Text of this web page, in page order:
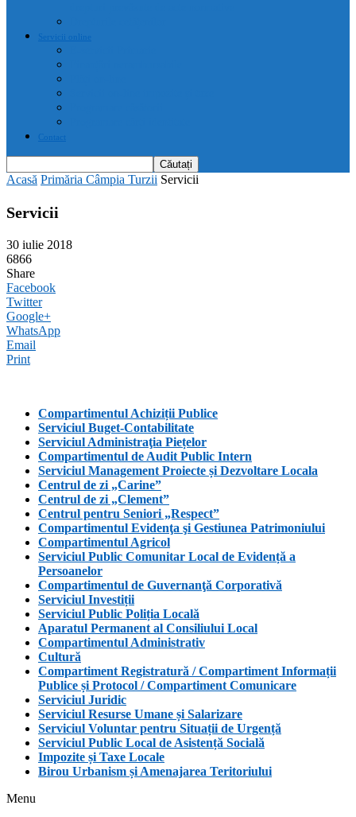
Servicii online
Contact
Acasă Primăria Câmpia Turzii Servicii
Servicii
30 iulie 2018
6866
Share
Facebook
Twitter
Google+
WhatsApp
Email
Print
Compartimentul Achiziții Publice
Serviciul Buget-Contabilitate
Serviciul Administraţia Piețelor
Compartimentul de Audit Public Intern
Serviciul Management Proiecte și Dezvoltare Locala
Centrul de zi „Carine”
Centrul de zi „Clement”
Centrul pentru Seniori „Respect”
Compartimentul Evidenţa şi Gestiunea Patrimoniului
Compartimentul Agricol
Serviciul Public Comunitar Local de Evidență a
Persoanelor
Compartimentul de Guvernanţă Corporativă
Serviciul Investiții
Serviciul Public Poliția Locală
Aparatul Permanent al Consiliului Local
Compartimentul Administrativ
Cultură
Compartiment Registratură / Compartiment Informații
Publice și Protocol / Compartiment Comunicare
Serviciul Juridic
Serviciul Resurse Umane și Salarizare
Serviciul Voluntar pentru Situații de Urgență
Serviciul Public Local de Asistență Socială
Impozite și Taxe Locale
Birou Urbanism și Amenajarea Teritoriului
Menu